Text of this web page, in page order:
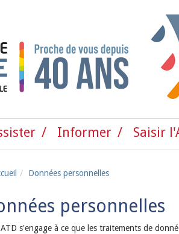
Informer Saisir
Données personnelles
personnelles
s'engage à ce que les traitements de